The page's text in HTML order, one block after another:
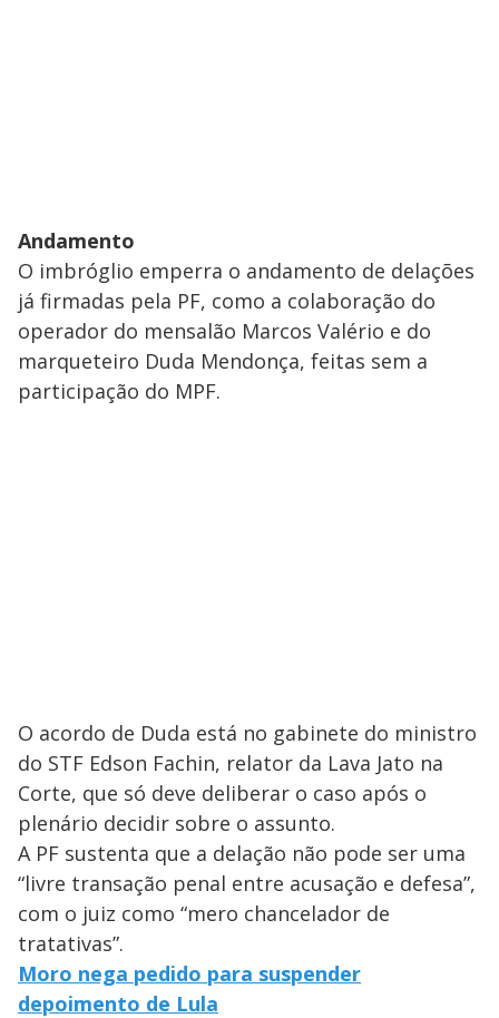
Andamento
O imbróglio emperra o andamento de delações
já firmadas pela PF, como a colaboração do
operador do mensalão Marcos Valério e do
marqueteiro Duda Mendonça, feitas sem a
participação do MPF.
O acordo de Duda está no gabinete do ministro
do STF Edson Fachin, relator da Lava Jato na
Corte, que só deve deliberar o caso após o
plenário decidir sobre o assunto.
A PF sustenta que a delação não pode ser uma
“livre transação penal entre acusação e defesa”,
com o juiz como “mero chancelador de
tratativas”.
Moro nega pedido para suspender
depoimento de Lula